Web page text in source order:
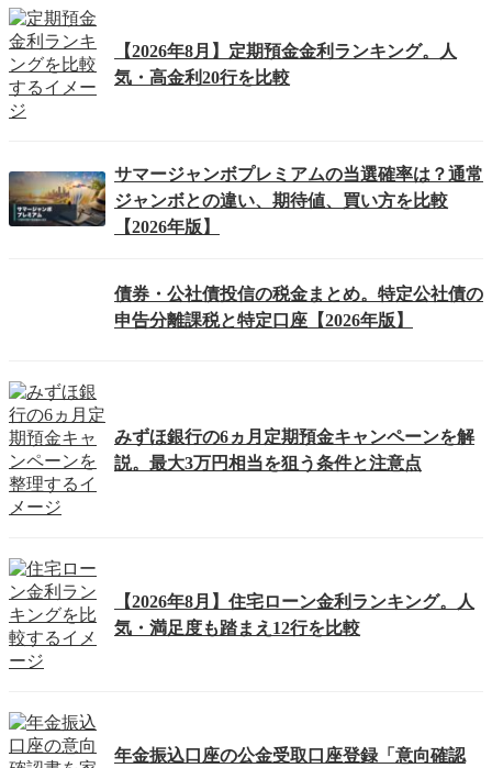
【2026年8月】定期預金金利ランキング。人
気・高金利20行を比較
サマージャンボプレミアムの当選確率は？通常
ジャンボとの違い、期待値、買い方を比較
【2026年版】
債券・公社債投信の税金まとめ。特定公社債の
申告分離課税と特定口座【2026年版】
みずほ銀行の6ヵ月定期預金キャンペーンを解
説。最大3万円相当を狙う条件と注意点
【2026年8月】住宅ローン金利ランキング。人
気・満足度も踏まえ12行を比較
年金振込口座の公金受取口座登録「意向確認